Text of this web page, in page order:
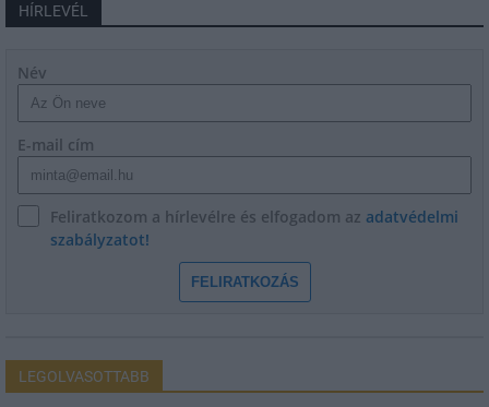
HÍRLEVÉL
Név
E-mail cím
Feliratkozom a hírlevélre és elfogadom az adatvédelmi
szabályzatot!
FELIRATKOZÁS
LEGOLVASOTTABB